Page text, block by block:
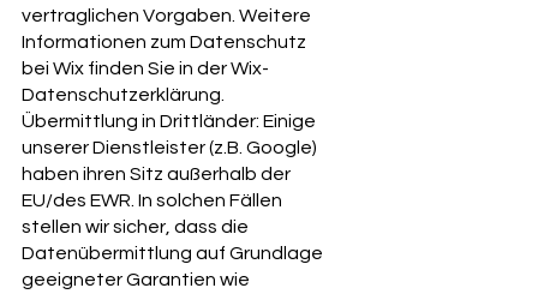
vertraglichen Vorgaben. Weitere
Informationen zum Datenschutz
bei Wix finden Sie in der Wix-
Datenschutzerklärung.
Übermittlung in Drittländer: Einige
unserer Dienstleister (z.B. Google)
haben ihren Sitz außerhalb der
EU/des EWR. In solchen Fällen
stellen wir sicher, dass die
Datenübermittlung auf Grundlage
geeigneter Garantien wie